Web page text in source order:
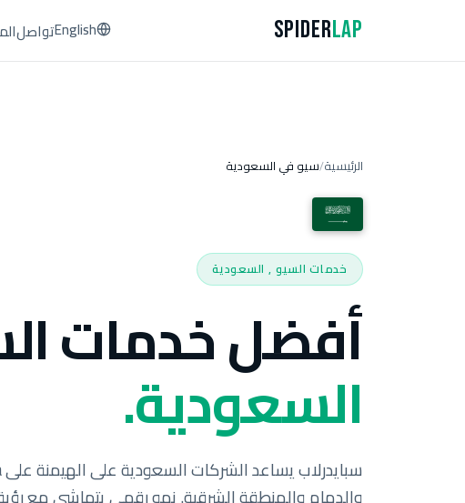
SpiderLap تواصلEnglish
الرئيسية/سيو في السعودية
خدمات السيو , السعودية
أفضل خدمات
السعودية.